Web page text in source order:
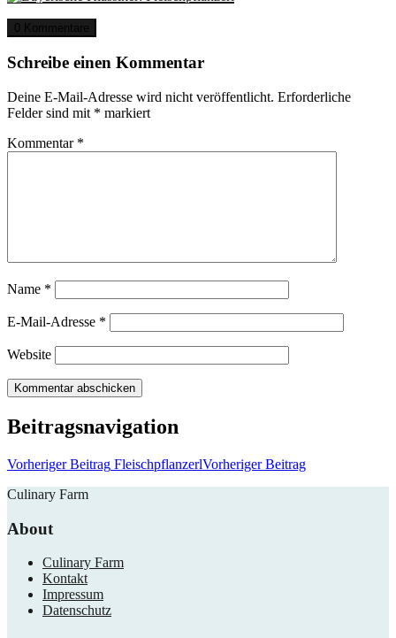
0 Kommentare
Schreibe einen Kommentar
Deine E-Mail-Adresse wird nicht veröffentlicht. Erforderliche
Felder sind mit * markiert
Kommentar *
Name *
E-Mail-Adresse *
Website
Beitragsnavigation
Vorheriger Beitrag FleischpflanzerlVorheriger Beitrag
Culinary Farm
About
Culinary Farm
Kontakt
Impressum
Datenschutz